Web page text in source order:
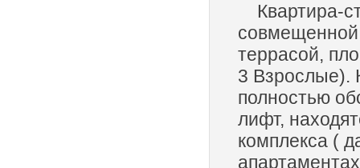
Квартира-
террасой,
3 Взрослые).
полностью
лифт,
комплекса (